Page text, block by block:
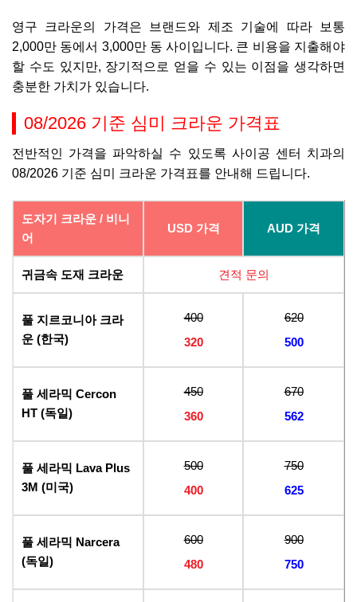
영구 크라운의 가격은 브랜드와 제조 기술에 따라 보통
2,000만 동에서 3,000만 동 사이입니다. 큰 비용을 지출해야
할 수도 있지만, 장기적으로 얻을 수 있는 이점을 생각하면
충분한 가치가 있습니다.
08/2026 기준 심미 크라운 가격표
전반적인 가격을 파악하실 수 있도록 사이공 센터 치과의
08/2026 기준 심미 크라운 가격표를 안내해 드립니다.
도자기 크라운 / 비니
어
USD 가격 AUD 가격
귀금속 도재 크라운 견적 문의
풀 지르코니아 크라
운 (한국)
400
320
620
500
풀 세라믹 Cercon
HT (독일)
450
360
670
562
풀 세라믹 Lava Plus
3M (미국)
500
400
750
625
풀 세라믹 Narcera
(독일)
600
480
900
750